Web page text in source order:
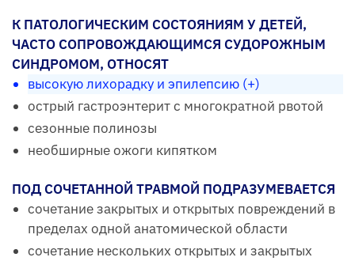
К ПАТОЛОГИЧЕСКИМ СОСТОЯНИЯМ У ДЕТЕЙ,
ЧАСТО СОПРОВОЖДАЮЩИМСЯ СУДОРОЖНЫМ
СИНДРОМОМ, ОТНОСЯТ
высокую лихорадку и эпилепсию (+)
острый гастроэнтерит с многократной рвотой
сезонные полинозы
необширные ожоги кипятком
ПОД СОЧЕТАННОЙ ТРАВМОЙ ПОДРАЗУМЕВАЕТСЯ
сочетание закрытых и открытых повреждений в
пределах одной анатомической области
сочетание нескольких открытых и закрытых